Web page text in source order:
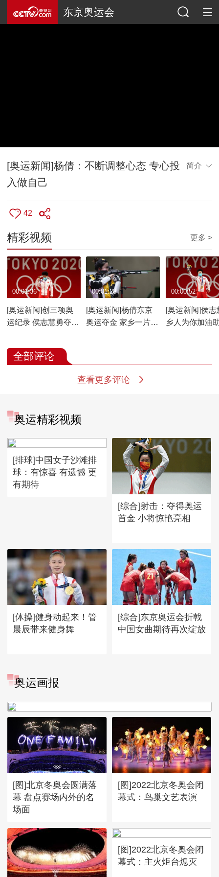
东京奥运会
[奥运新闻]杨倩：不断调整心态 专心投
入做自己
简介
42
精彩视频 更多 >
[奥运新闻]创三项奥
运纪录 侯志慧勇夺第
00:01:36
[奥运新闻]杨倩东京
奥运夺金 家乡一片沸
00:01:28
[奥运新闻]侯志
乡人为你加油
00:00:52
全部评论
查看更多评论
奥运精彩视频
[排球]中国女子沙滩排
球：有惊喜 有遗憾 更
有期待
[综合]射击：夺得奥运
首金 小将惊艳亮相
[体操]健身动起来！管
晨辰带来健身舞
[综合]东京奥运会折戟
中国女曲期待再次绽放
奥运画报
[图]冬奥会冬残奥会表彰大会
[图]北京冬奥会圆满落
幕 盘点赛场内外的名
场面
[图]2022北京冬奥会闭
幕式：鸟巢文艺表演
[图]2022北京冬奥会闭
幕式：主火炬台熄灭